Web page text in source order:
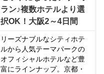
ラン♪複数ホテルより選
択OK！大阪2～4日間
リーズナブルなシティホテ
ルから人気テーマパークの
オフィシャルホテルなど豊
富にラインナップ。京都・